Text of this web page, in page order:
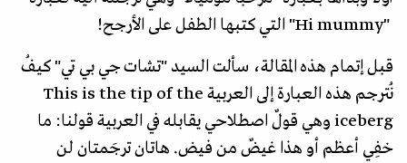
"Hi mummy" التي كتبها الطفل على الأرجح!
قبل إتمام هذه المقالة، سألت السيد "تشات جي بي تي" كيفُ
نُترجم هذه العبارة إلى العربية This is the tip of the
iceberg وهي قولٌ اصطلاحي يقابله في العربية قولنا: ما
خفِي أعظم أو هذا غيضٌ من فيض. هاتان ترجَمتان لن